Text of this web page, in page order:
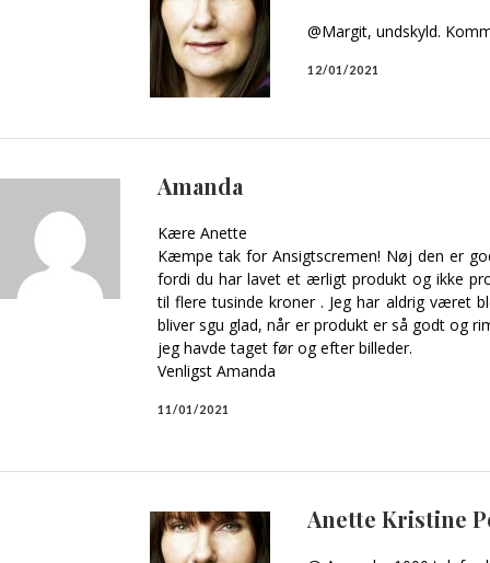
@Margit, undskyld.
12/01/2021
Amanda
Kære Anette
Kæmpe tak for Ansigtscremen! Nøj den er
fordi du har lavet et ærligt produkt og ikke
til flere tusinde kroner . Jeg har aldrig været
bliver sgu glad, når er produkt er så godt og
jeg havde taget før og efter billeder.
Venligst Amanda
11/01/2021
Anette Kristine